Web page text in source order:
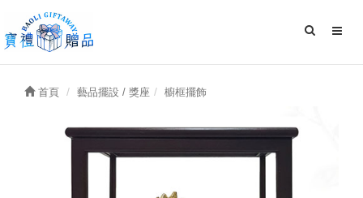
首頁 藝品擺設 / 獎座 櫥框擺飾